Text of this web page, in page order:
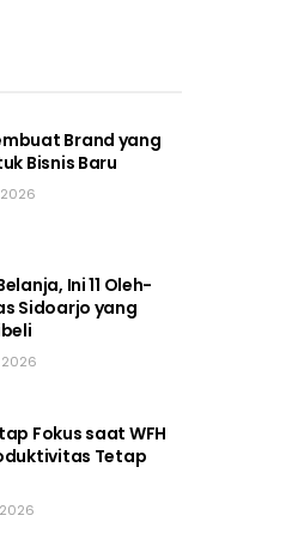
Brand yang
Bisnis Baru
Ini 11 Oleh-
Sidoarjo yang
Fokus saat WFH
Tetap